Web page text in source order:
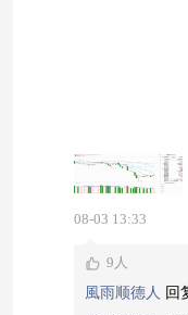
累计产量
350台，同比
同比降
年累计产量
08-03 13:33
9人
風雨顺德人 回